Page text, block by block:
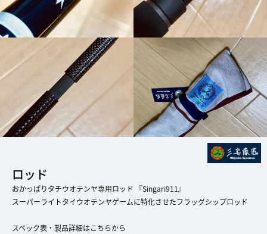
ロッド
おかっぱりタチウオテンヤ専用ロッド 『Singari911』
スーパーライトタイウオテンヤゲームに特化させたフラッグシップロッド
​​​​​​​スペック表・製品詳細はこちらから